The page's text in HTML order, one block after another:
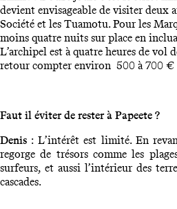
devient envisageable de visiter deux
Société et les Tuamotu. Pour les
moins quatre nuits sur place en
L’archipel est à quatre heures de vol
retour compter environ 500 à 700 €
Faut il éviter de rester à Papeete ?
Denis : L’intérêt est limité. En
regorge de trésors comme les
surfeurs, et aussi l’intérieur des
cascades.